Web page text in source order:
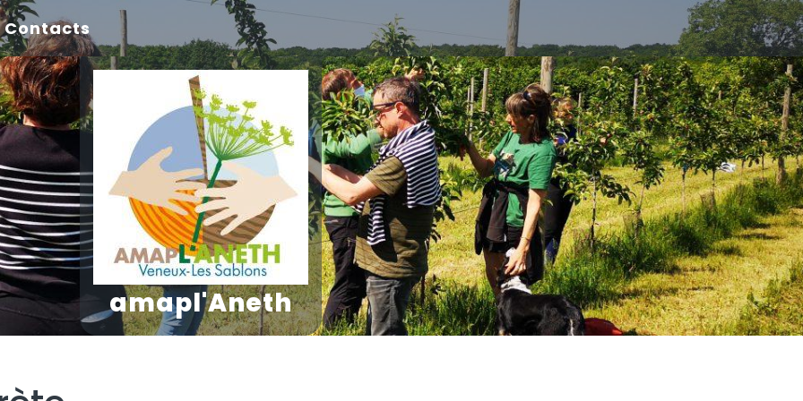
Contacts
amapl'Aneth